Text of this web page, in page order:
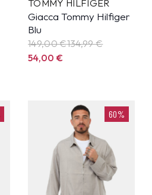
TOMMY HILFIGER
Giacca Tommy Hilfiger
Blu
149,00 €134,99€
54,00€
60%